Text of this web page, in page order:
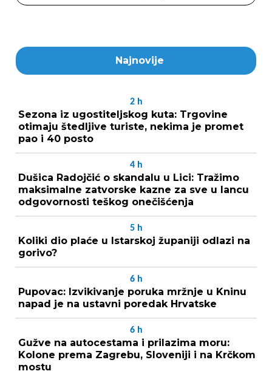
Najnovije
2 h
Sezona iz ugostiteljskog kuta: Trgovine
otimaju štedljive turiste, nekima je promet
pao i 40 posto
4 h
Dušica Radojčić o skandalu u Lici: Tražimo
maksimalne zatvorske kazne za sve u lancu
odgovornosti teškog onečišćenja
5 h
Koliki dio plaće u Istarskoj županiji odlazi na
gorivo?
6 h
Pupovac: Izvikivanje poruka mržnje u Kninu
napad je na ustavni poredak Hrvatske
6 h
Gužve na autocestama i prilazima moru:
Kolone prema Zagrebu, Sloveniji i na Krčkom
mostu